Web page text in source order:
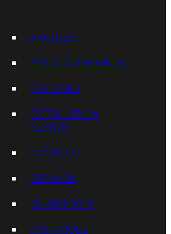
ANGUILLA
ANTIGUA & BARBUDA
BARBADOS
BRITISH VIRGIN
ISLANDS
DOMINICA
GRENADA
GUADELOUPE
MARTINIQUE